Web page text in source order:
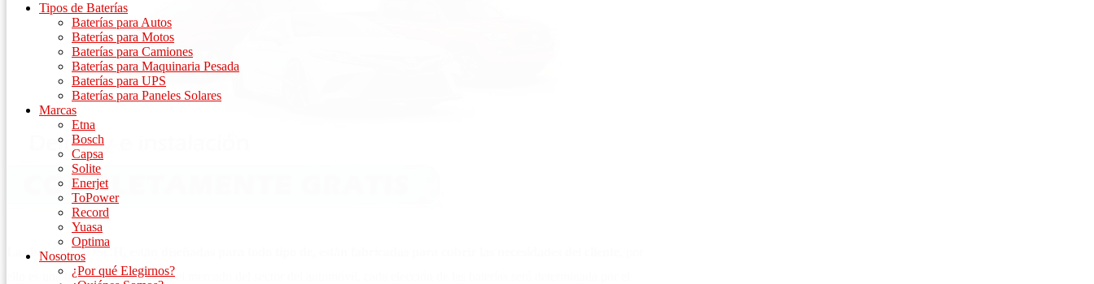
Tipos de Baterías
Baterías para Autos
Baterías para Motos
Baterías para Camiones
Baterías para Maquinaria Pesada
Baterías para UPS
Baterías para Paneles Solares
Marcas
Etna
Bosch
Capsa
Solite
Enerjet
ToPower
Record
Yuasa
Optima
Nosotros
¿Por qué Elegirnos?
Las baterías BOSCH, están diseñadas para todo tipo de, están fabricadas para cubrir las necesidades del cliente
ello es una batería que triunfa en el mercado del sector del automóvil, cada elección de las baterías será determinada por el